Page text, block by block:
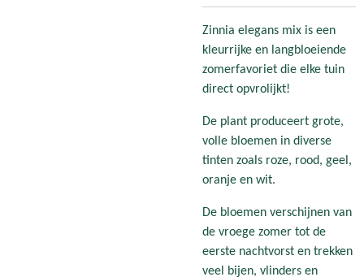
Zinnia elegans mix is een
kleurrijke en langbloeiende
zomerfavoriet die elke tuin
direct opvrolijkt!
De plant produceert grote,
volle bloemen in diverse
tinten zoals roze, rood, geel,
oranje en wit.
De bloemen verschijnen van
de vroege zomer tot de
eerste nachtvorst en trekken
veel bijen, vlinders en